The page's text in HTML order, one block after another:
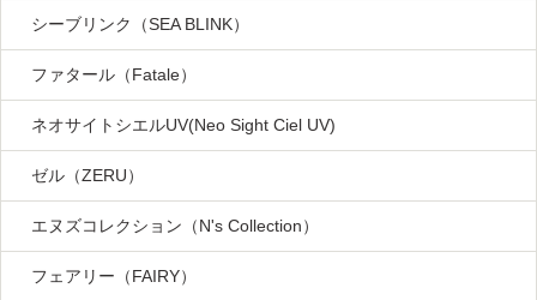
シーブリンク（SEA BLINK）
ファタール（Fatale）
ネオサイトシエルUV(Neo Sight Ciel UV)
ゼル（ZERU）
エヌズコレクション（N's Collection）
フェアリー（FAIRY）